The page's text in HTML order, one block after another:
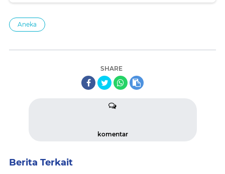
Aneka
SHARE
komentar
Berita Terkait